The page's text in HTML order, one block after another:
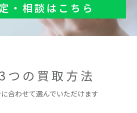
・相談はこちら
つの買取方法
合わせて選んでいただけます